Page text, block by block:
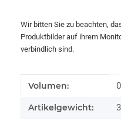
Wir bitten Sie zu beachten,
Produktbilder auf ihrem
verbindlich sind.
Produkteigenschaft
Wert
Volumen:
Artikelgewicht: